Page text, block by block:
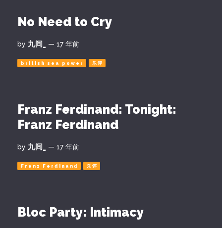
No Need to Cry
by 九间_ — 17 年前
british sea power 乐评
Franz Ferdinand: Tonight:
Franz Ferdinand
by 九间_ — 17 年前
Franz Ferdinand 乐评
Bloc Party: Intimacy